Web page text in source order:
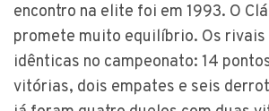
encontro na elite foi em 1993. O
promete muito equilíbrio. Os rivais
idênticas no campeonato: 14
vitórias, dois empates e seis